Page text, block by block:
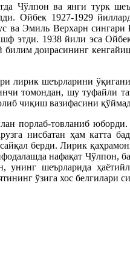
Чўлпон ва янги турк
Ойбек 1927-1929
ва Эмиль Верхарн
1938 йили эса
доирасининг
лирик шеърларини
томондан, шу туфайли
чиқиш вазифасини
порлаб-товланиб
нисбатан ҳам катта
берди. Лирик
нафақат Чўлпон,
шеърларида
ўзига хос белгилари